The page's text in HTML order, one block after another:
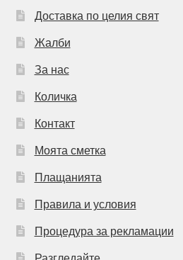
Доставка по целия свят
Жалби
За нас
Количка
Контакт
Моята сметка
Плащанията
Правила и условия
Процедура за рекламации